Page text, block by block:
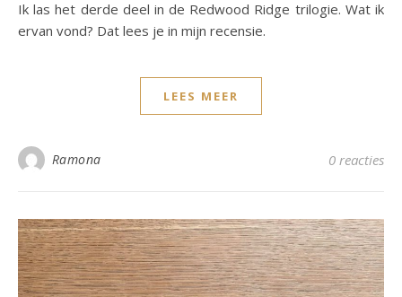
Ik las het derde deel in de Redwood Ridge trilogie. Wat ik
ervan vond? Dat lees je in mijn recensie.
LEES MEER
Ramona 0 reacties